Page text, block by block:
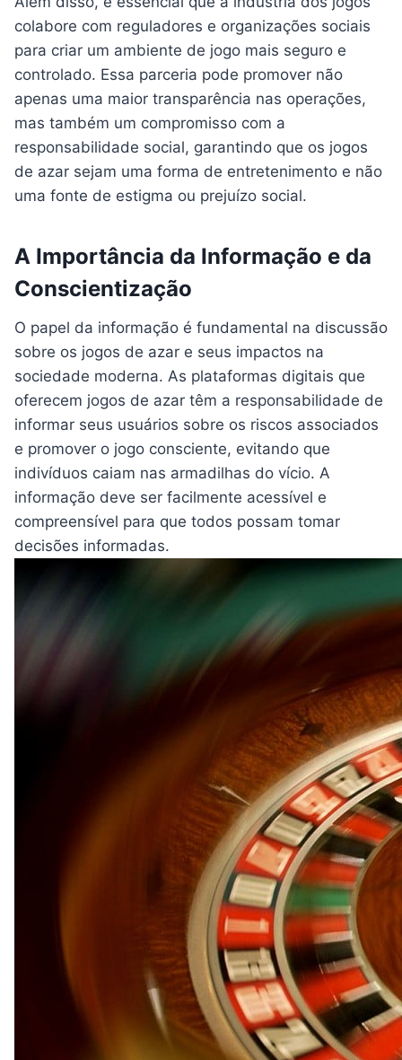
colabore com reguladores e organizações sociais
para criar um ambiente de jogo mais seguro e
controlado. Essa parceria pode promover não
apenas uma maior transparência nas operações,
mas também um compromisso com a
responsabilidade social, garantindo que os jogos
de azar sejam uma forma de entretenimento e não
uma fonte de estigma ou prejuízo social.
A Importância da Informação e da
Conscientização
O papel da informação é fundamental na discussão
sobre os jogos de azar e seus impactos na
sociedade moderna. As plataformas digitais que
oferecem jogos de azar têm a responsabilidade de
informar seus usuários sobre os riscos associados
e promover o jogo consciente, evitando que
indivíduos caiam nas armadilhas do vício. A
informação deve ser facilmente acessível e
compreensível para que todos possam tomar
decisões informadas.